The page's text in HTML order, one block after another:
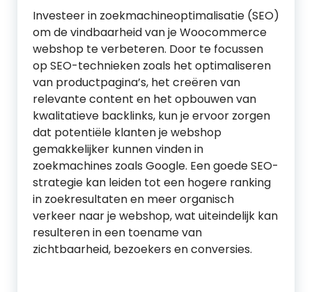
Investeer in zoekmachineoptimalisatie (SEO)
om de vindbaarheid van je Woocommerce
webshop te verbeteren. Door te focussen
op SEO-technieken zoals het optimaliseren
van productpagina’s, het creëren van
relevante content en het opbouwen van
kwalitatieve backlinks, kun je ervoor zorgen
dat potentiële klanten je webshop
gemakkelijker kunnen vinden in
zoekmachines zoals Google. Een goede SEO-
strategie kan leiden tot een hogere ranking
in zoekresultaten en meer organisch
verkeer naar je webshop, wat uiteindelijk kan
resulteren in een toename van
zichtbaarheid, bezoekers en conversies.